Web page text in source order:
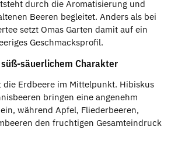
durch die Aromatisierung und
Beeren begleitet. Anders als bei
setzt Omas Garten damit auf ein
Geschmacksprofil.
säuerlichem Charakter
die Erdbeere im Mittelpunkt. Hibiskus
bringen eine angenehm
während Apfel, Fliederbeeren,
den fruchtigen Gesamteindruck